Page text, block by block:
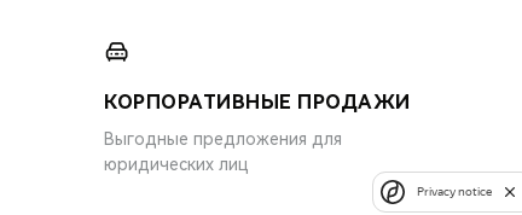
КОРПОРАТИВНЫЕ ПРОДАЖИ
Выгодные предложения для
юридических лиц
Privacy notice